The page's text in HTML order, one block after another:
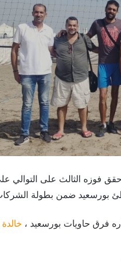
حقق فوزه الثالث على التوالي
فرق حاويات بورسعيد ،